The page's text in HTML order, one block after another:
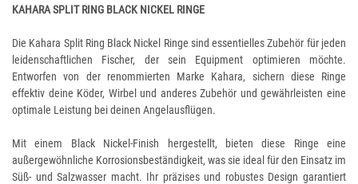
KAHARA SPLIT RING BLACK NICKEL RINGE
Die Kahara Split Ring Black Nickel Ringe sind essentielles Zubehör für jeden
leidenschaftlichen Fischer, der sein Equipment optimieren möchte.
Entworfen von der renommierten Marke Kahara, sichern diese Ringe
effektiv deine Köder, Wirbel und anderes Zubehör und gewährleisten eine
optimale Leistung bei deinen Angelausflügen.
Mit einem Black Nickel-Finish hergestellt, bieten diese Ringe eine
außergewöhnliche Korrosionsbeständigkeit, was sie ideal für den Einsatz im
Süß- und Salzwasser macht. Ihr präzises und robustes Design garantiert